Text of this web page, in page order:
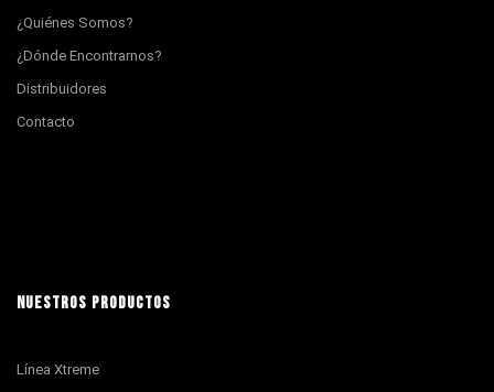
¿Quiénes Somos?
¿Dónde Encontrarnos?
Distribuidores
Contacto
NUESTROS PRODUCTOS
Línea Xtreme